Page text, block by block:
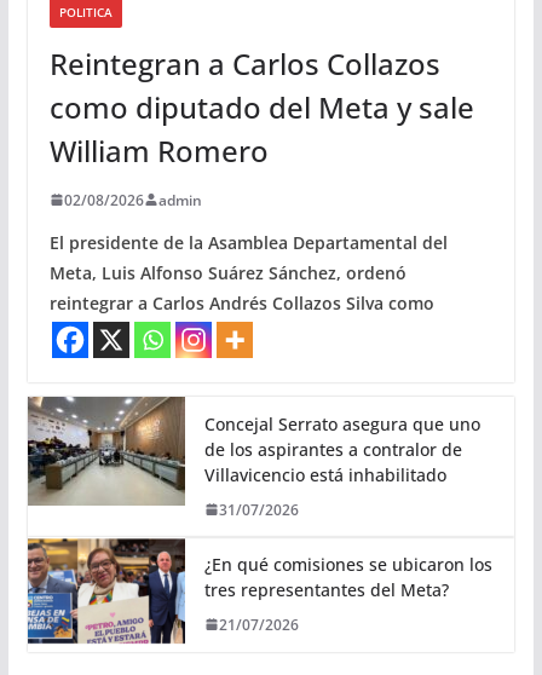
POLITICA
Reintegran a Carlos Collazos
como diputado del Meta y sale
William Romero
02/08/2026 admin
El presidente de la Asamblea Departamental del
Meta, Luis Alfonso Suárez Sánchez, ordenó
reintegrar a Carlos Andrés Collazos Silva como
Concejal Serrato asegura que uno
de los aspirantes a contralor de
Villavicencio está inhabilitado
31/07/2026
¿En qué comisiones se ubicaron los
tres representantes del Meta?
21/07/2026